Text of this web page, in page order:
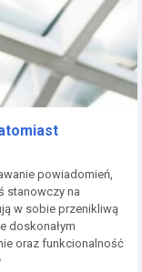
powiadomień,
stanowczy na
w sobie przenikliwą
doskonałym
oraz funkcjonalność
wartość w